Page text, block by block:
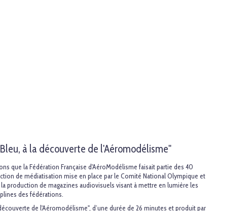
à la découverte de l'Aéromodélisme"
que la Fédération Française d'AéroModélisme faisait partie des 40
de médiatisation mise en place par le Comité National Olympique et
la production de magazines audiovisuels visant à mettre en lumière les
des fédérations.
de l'Aéromodélisme", d’une durée de 26 minutes et produit par